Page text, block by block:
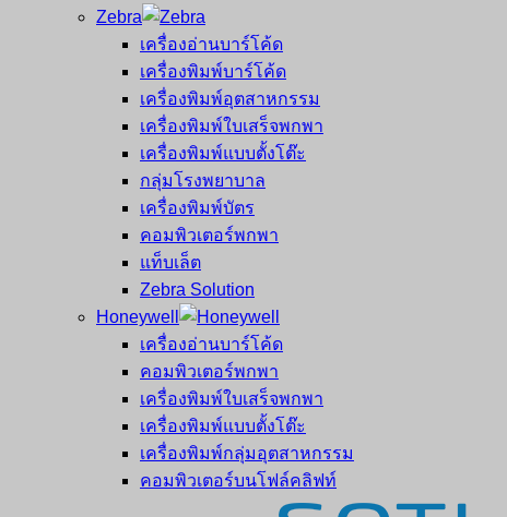
Zebra
เครื่องอ่านบาร์โค้ด
เครื่องพิมพ์บาร์โค้ด
เครื่องพิมพ์อุตสาหกรรม
เครื่องพิมพ์ใบเสร็จพกพา
เครื่องพิมพ์แบบตั้งโต๊ะ
กลุ่มโรงพยาบาล
เครื่องพิมพ์บัตร
คอมพิวเตอร์พกพา
แท็บเล็ต
Zebra Solution
Honeywell
เครื่องอ่านบาร์โค้ด
คอมพิวเตอร์พกพา
เครื่องพิมพ์ใบเสร็จพกพา
เครื่องพิมพ์แบบตั้งโต๊ะ
เครื่องพิมพ์กลุ่มอุตสาหกรรม
คอมพิวเตอร์บนโฟล์คลิฟท์